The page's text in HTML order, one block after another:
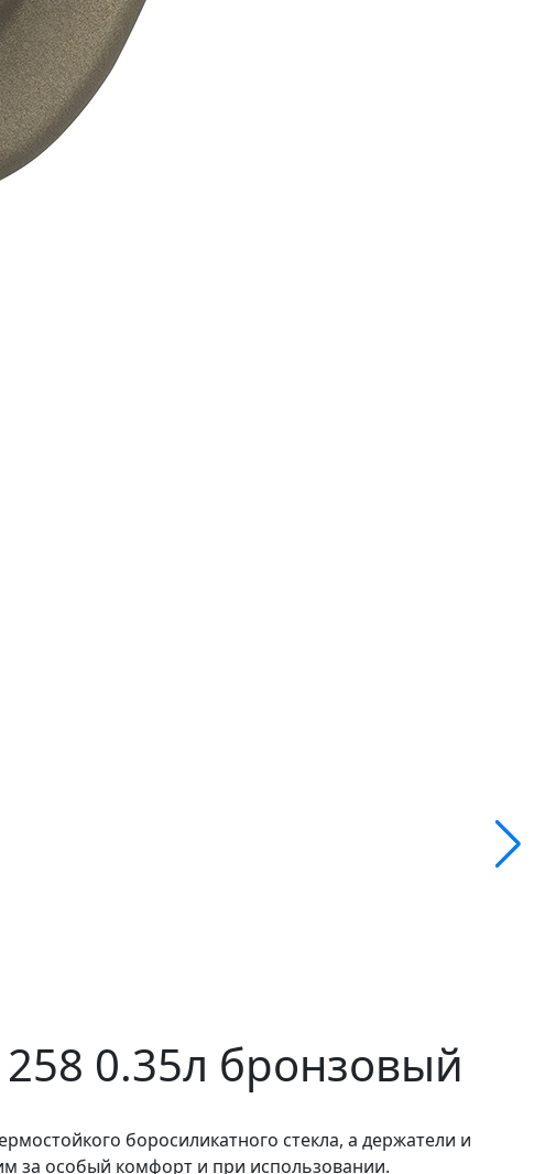
0.35л бронзовый
боросиликатного стекла, а держатели и
за особый комфорт и при использовании.